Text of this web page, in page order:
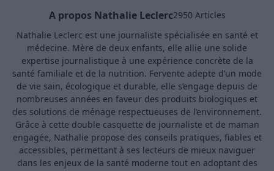
A propos Nathalie Leclerc2950 Articles
Nathalie Leclerc est une journaliste spécialisée en santé et
médecine. Mère de deux enfants, elle allie une solide
expertise journalistique à une expérience concrète de la
santé familiale et de la nutrition. Fervente adepte d’un mode
de vie sain, écologique et durable, elle s’engage depuis de
nombreuses années en faveur des produits biologiques et
des solutions de ménage respectueuses de l’environnement.
Grâce à cette double casquette de journaliste et de maman
engagée, Nathalie propose des conseils pratiques, fiables et
accessibles, permettant à ses lecteurs de mieux naviguer
dans les enjeux de la santé moderne tout en adoptant des